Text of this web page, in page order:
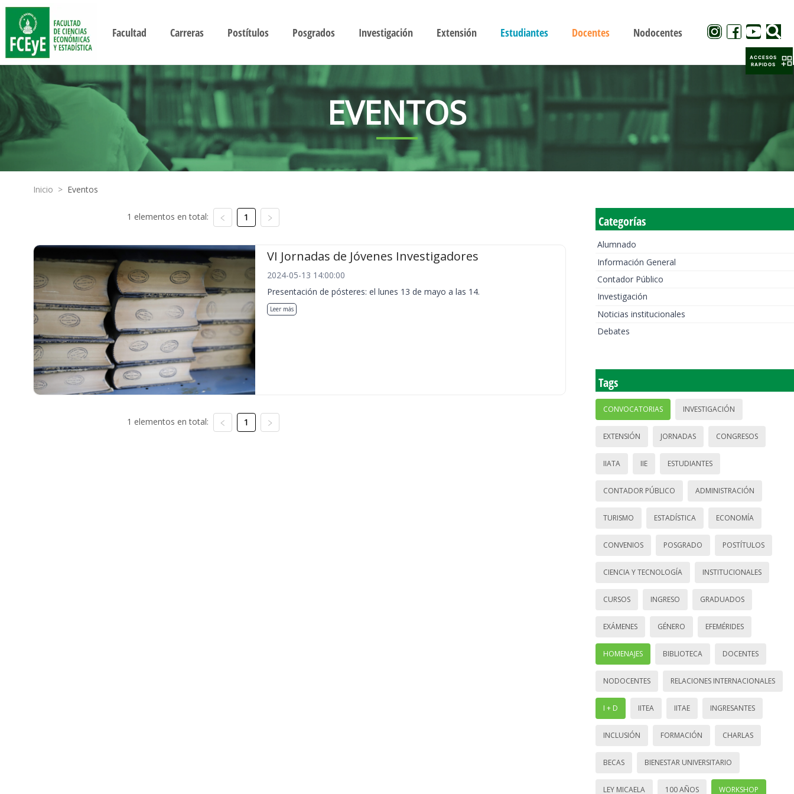
Facultad Carreras Postítulos Posgrados Investigación Extensión Estudiantes Docentes Nodocentes
EVENTOS
Inicio > Eventos
1 elementos en total: 1
VI Jornadas de Jóvenes Investigadores
2024-05-13 14:00:00
Presentación de pósteres: el lunes 13 de mayo a las 14.
Leer más
1 elementos en total: 1
Categorías
Alumnado
Información General
Contador Público
Investigación
Noticias institucionales
Debates
Tags
CONVOCATORIAS INVESTIGACIÓN
EXTENSIÓN JORNADAS CONGRESOS
IIATA IIE ESTUDIANTES
CONTADOR PÚBLICO ADMINISTRACIÓN
TURISMO ESTADÍSTICA ECONOMÍA
CONVENIOS POSGRADO POSTÍTULOS
CIENCIA Y TECNOLOGÍA INSTITUCIONALES
CURSOS INGRESO GRADUADOS
EXÁMENES GÉNERO EFEMÉRIDES
HOMENAJES BIBLIOTECA DOCENTES
NODOCENTES RELACIONES INTERNACIONALES
I + D IITEA IITAE INGRESANTES
INCLUSIÓN FORMACIÓN CHARLAS
BECAS BIENESTAR UNIVERSITARIO
LEY MICAELA 100 AÑOS WORKSHOP
ACCESOS
RAPIDOS